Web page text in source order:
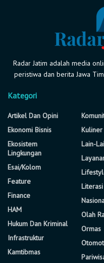
Radar Jatim adalah media
peristiwa dan berita Jawa
Kategori
Artikel Dan Opini
Ekonomi Bisnis
Ekosistem
Lingkungan
Esai/Kolom
Feature
Finance
HAM
Hukum Dan Kriminal
Infrastruktur
Kamtibmas
Kuliner
Lain-
Literasi
Olah
Ormas